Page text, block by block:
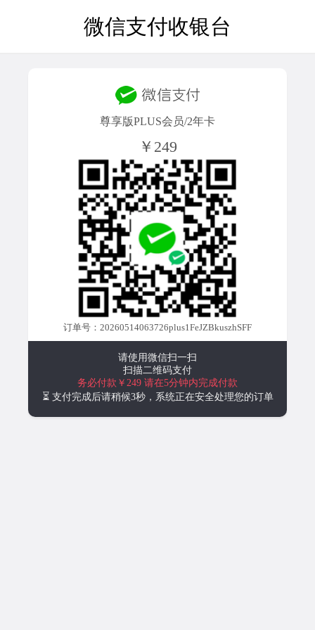
微信支付收银台
尊享版PLUS会员/2年卡
￥249
订单号：20260514063726plus1FeJZBkuszhSFF
请使用微信扫一扫
扫描二维码支付
务必付款￥249 请在5分钟内完成付款
⏳ 支付完成后请稍候3秒，系统正在安全处理您的订单